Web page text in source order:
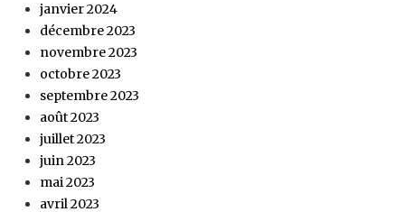
janvier 2024
décembre 2023
novembre 2023
octobre 2023
septembre 2023
août 2023
juillet 2023
juin 2023
mai 2023
avril 2023